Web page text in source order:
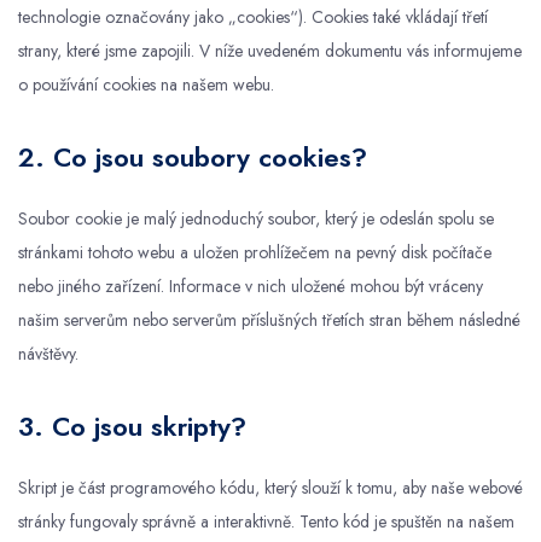
technologie označovány jako „cookies“). Cookies také vkládají třetí
strany, které jsme zapojili. V níže uvedeném dokumentu vás informujeme
o používání cookies na našem webu.
2. Co jsou soubory cookies?
Soubor cookie je malý jednoduchý soubor, který je odeslán spolu se
stránkami tohoto webu a uložen prohlížečem na pevný disk počítače
nebo jiného zařízení. Informace v nich uložené mohou být vráceny
našim serverům nebo serverům příslušných třetích stran během následné
návštěvy.
3. Co jsou skripty?
Skript je část programového kódu, který slouží k tomu, aby naše webové
stránky fungovaly správně a interaktivně. Tento kód je spuštěn na našem